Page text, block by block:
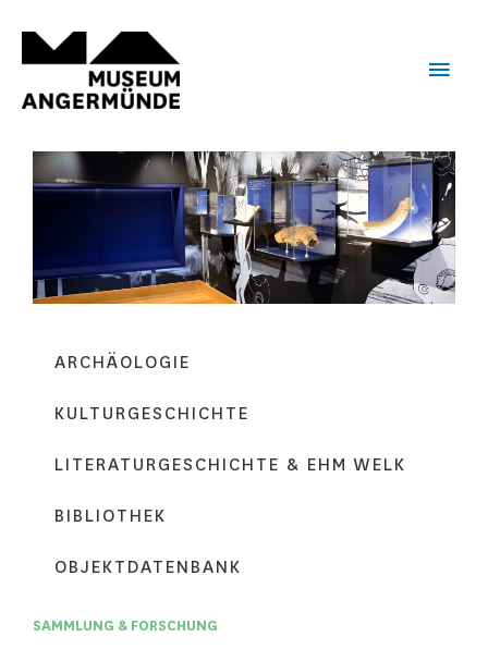
Inhalt
springen
ARCHÄOLOGIE
KULTURGESCHICHTE
LITERATURGESCHICHTE & EHM WELK
BIBLIOTHEK
OBJEKTDATENBANK
SAMMLUNG & FORSCHUNG